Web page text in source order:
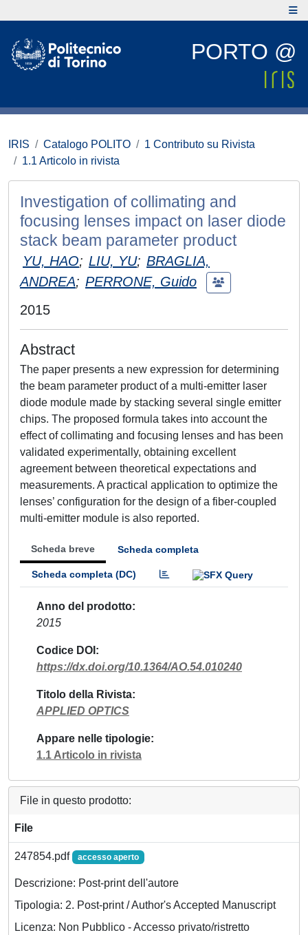
PORTO @
IRIS Catalogo POLITO
1 Contributo su Rivista
1.1 Articolo in rivista
Investigation of collimating and
focusing lenses impact on laser diode
stack beam parameter product
YU, HAO; LIU, YU; BRAGLIA,
ANDREA; PERRONE, Guido
2015
Abstract
The paper presents a new expression for determining
the beam parameter product of a multi-emitter laser
diode module made by stacking several single emitter
chips. The proposed formula takes into account the
effect of collimating and focusing lenses and has been
validated experimentally, obtaining excellent
agreement between theoretical expectations and
measurements. A practical application to optimize the
lenses’ configuration for the design of a fiber-coupled
multi-emitter module is also reported.
Scheda breve Scheda completa
Scheda completa (DC)
Anno del prodotto
2015
Codice DOI
https://dx.doi.org/10.1364/AO.54.010240
Titolo della Rivista
APPLIED OPTICS
Appare nelle tipologie
1.1 Articolo in rivista
File in questo prodotto:
File
247854.pdf accesso aperto
Descrizione: Post-print dell'autore
Tipologia: 2. Post-print / Author's Accepted Manuscript
Licenza: Non Pubblico - Accesso privato/ristretto